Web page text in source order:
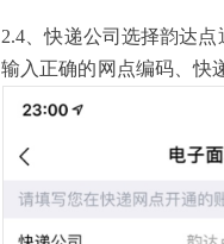
2.4、快递公司选择韵达
输入正确的网点编码、快